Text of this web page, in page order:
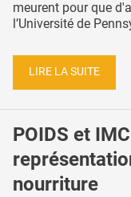
meurent pour que
l’Université de
LIRE LA SUITE
POIDS et
nourriture